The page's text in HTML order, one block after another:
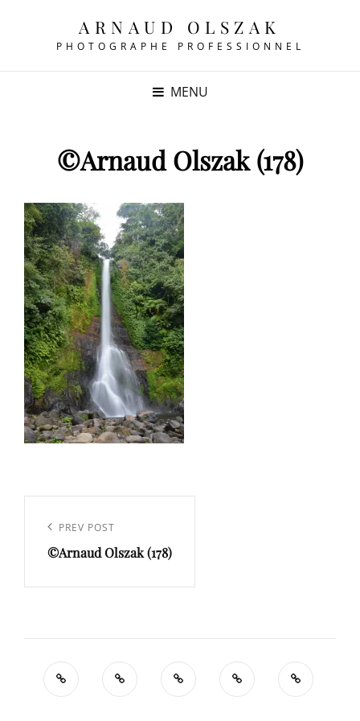
ARNAUD OLSZAK
PHOTOGRAPHE PROFESSIONNEL
MENU
©Arnaud Olszak (178)
l’article
Previous
Post
PREV POST
©Arnaud Olszak (178)